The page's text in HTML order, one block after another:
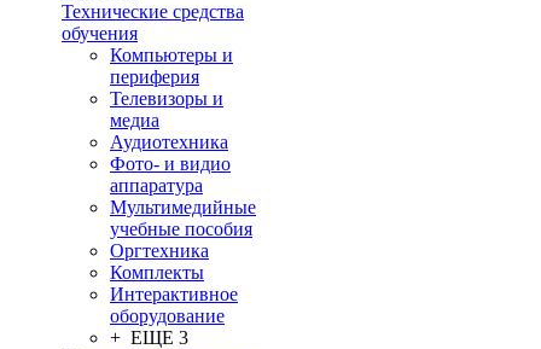
Технические средства
обучения
Компьютеры и
периферия
Телевизоры и
медиа
Аудиотехника
Фото- и видио
аппаратура
Мультимедийные
учебные пособия
Оргтехника
Комплекты
Интерактивное
оборудование
+ ЕЩЕ 3